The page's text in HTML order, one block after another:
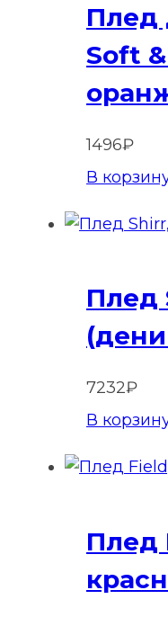
Плед
Soft
1496₽
В
Плед
7232₽
В
Плед